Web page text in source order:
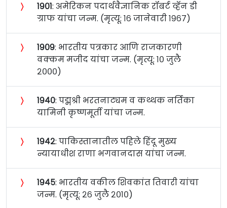
〉 १९०१: अमेरिकन पदार्थवैज्ञानिक रॉबर्ट व्हॅन डी
ग्राफ यांचा जन्म. (मृत्यू: १६ जानेवारी १९६७)
〉 १९०९: भारतीय पत्रकार आणि राजकारणी
वक्कम मजीद यांचा जन्म. (मृत्यू: १० जुलै
२०००)
〉 १९४०: पद्मश्री भरतनाट्यम व कथ्थक नर्तिका
यामिनी कृष्णमूर्ती यांचा जन्म.
〉 १९४२: पाकिस्तानातील पहिले हिंदू मुख्य
न्यायाधीश राणा भगवानदास यांचा जन्म.
〉 १९४५: भारतीय वकील शिवकांत तिवारी यांचा
जन्म. (मृत्यू: २६ जुलै २०१०)